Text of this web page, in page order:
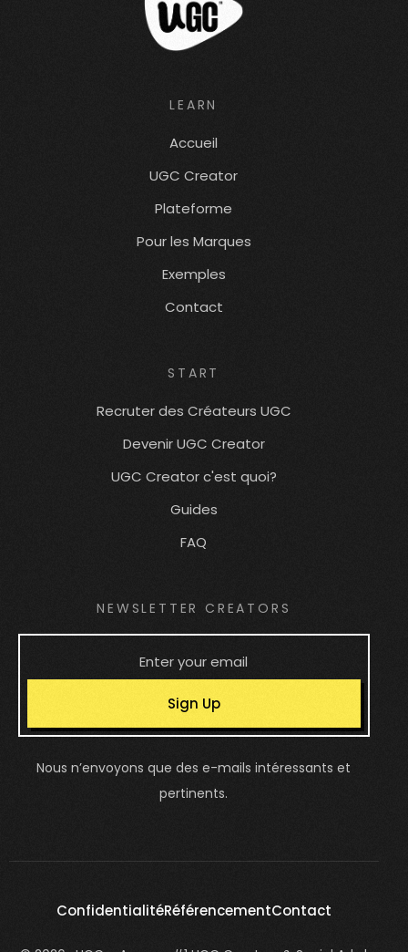
LEARN
Accueil
UGC Creator
Plateforme
Pour les Marques
Exemples
Contact
START
Recruter des Créateurs UGC
Devenir UGC Creator
UGC Creator c'est quoi?
Guides
FAQ
NEWSLETTER CREATORS
Sign Up
Nous n’envoyons que des e-mails intéressants et
pertinents.
ConfidentialitéRéférencementContact